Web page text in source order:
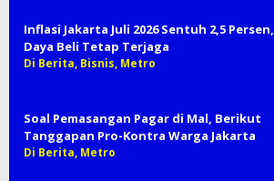
Inflasi Jakarta Juli 2026 Sentuh 2,5 Persen,
Daya Beli Tetap Terjaga
Di Berita, Bisnis, Metro
Soal Pemasangan Pagar di Mal, Berikut
Tanggapan Pro-Kontra Warga Jakarta
Di Berita, Metro